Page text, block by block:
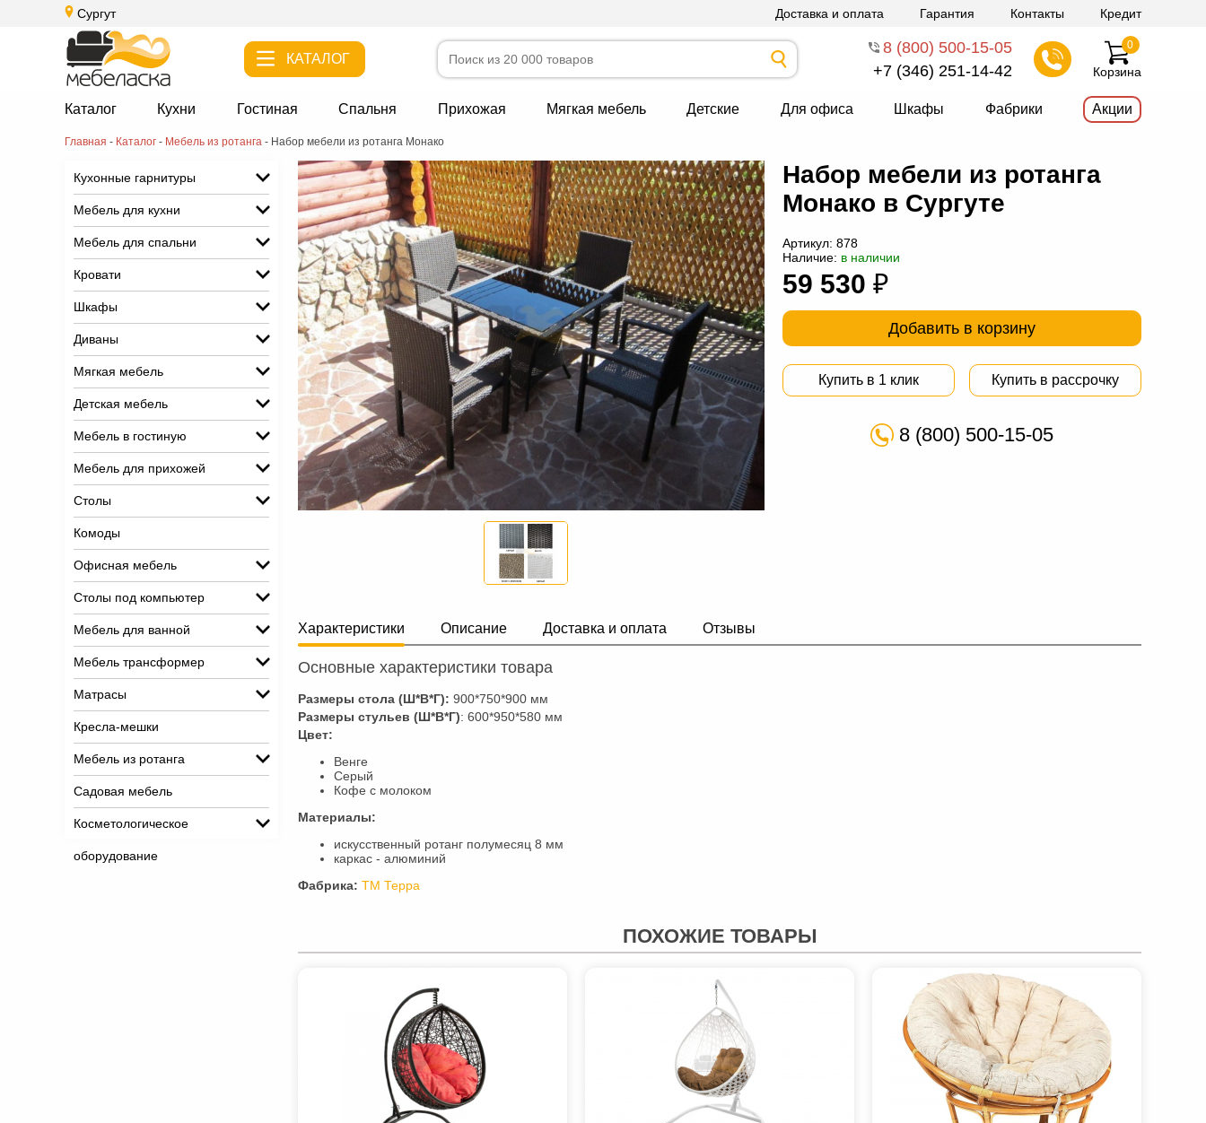
Сургут Доставка и оплата Гарантия Контакты Кредит
КАТАЛОГ
8 (800) 500-15-05
+7 (346) 251-14-42
Корзина
0
Каталог Кухни Гостиная Спальня Прихожая Мягкая мебель Детские Для офиса Шкафы Фабрики Акции
Главная - Каталог - Мебель из ротанга - Набор мебели из ротанга Монако
Кухонные гарнитуры
Мебель для кухни
Мебель для спальни
Кровати
Шкафы
Диваны
Мягкая мебель
Детская мебель
Мебель в гостиную
Мебель для прихожей
Столы
Комоды
Офисная мебель
Столы под компьютер
Мебель для ванной
Мебель трансформер
Матрасы
Кресла-мешки
Мебель из ротанга
Садовая мебель
Косметологическое
оборудование
Набор мебели из ротанга
Монако в Сургуте
Артикул: 878
Наличие: в наличии
59 530 ₽
Добавить в корзину
Купить в 1 клик Купить в рассрочку
8 (800) 500-15-05
Характеристики Описание Доставка и оплата Отзывы
Основные характеристики товара
Размеры стола (Ш*В*Г): 900*750*900 мм
Размеры стульев (Ш*В*Г): 600*950*580 мм
Цвет:
Венге
Серый
Кофе с молоком
Материалы:
искусственный ротанг полумесяц 8 мм
каркас - алюминий
Фабрика: ТМ Терра
ПОХОЖИЕ ТОВАРЫ